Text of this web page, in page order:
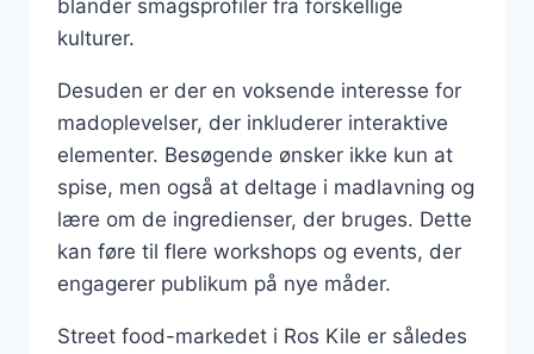
blander smagsprofiler fra forskellige
kulturer.
Desuden er der en voksende interesse for
madoplevelser, der inkluderer interaktive
elementer. Besøgende ønsker ikke kun at
spise, men også at deltage i madlavning og
lære om de ingredienser, der bruges. Dette
kan føre til flere workshops og events, der
engagerer publikum på nye måder.
Street food-markedet i Ros Kile er således